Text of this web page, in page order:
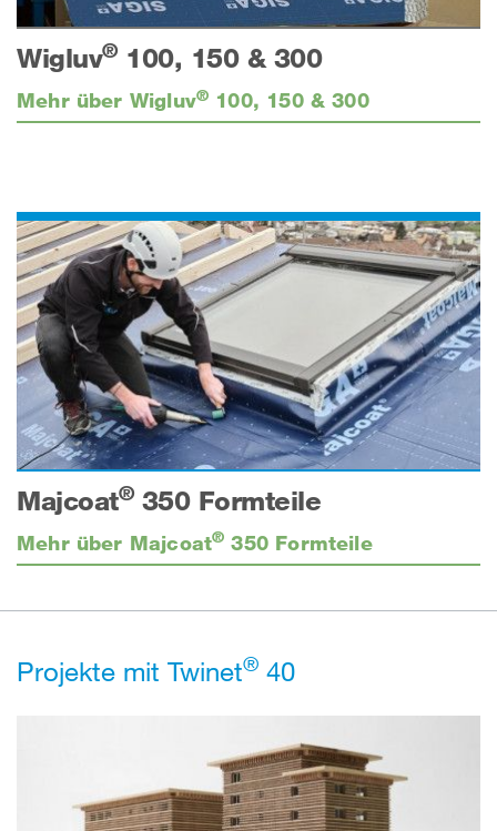
Wigluv®100, 150 & 300
Mehr über Wigluv® 100, 150 & 300
Majcoat®350 Formteile
Mehr über Majcoat® 350 Formteile
Projekte mit Twinet® 40